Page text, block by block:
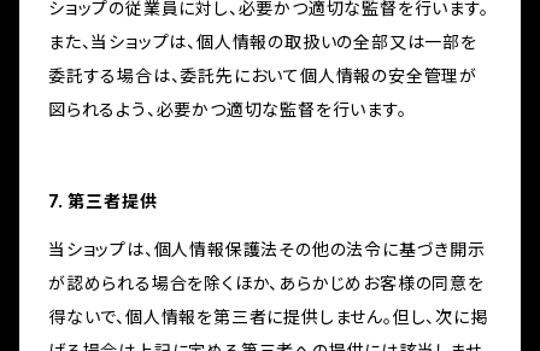
ショップの従業員に対し、必要かつ適切な監督を行います。
また、当ショップは、個人情報の取扱いの全部又は一部を
委託する場合は、委託先において個人情報の安全管理が
図られるよう、必要かつ適切な監督を行います。
7. 第三者提供
当ショップは、個人情報保護法その他の法令に基づき開示
が認められる場合を除くほか、あらかじめお客様の同意を
得ないで、個人情報を第三者に提供しません。但し、次に掲